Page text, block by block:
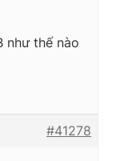
như thế nào
#41278